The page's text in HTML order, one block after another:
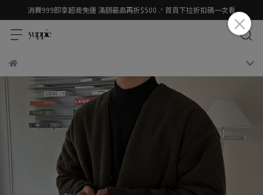
消費999即享超商免運 滿額最高再折$500 .ᐟ 首頁下拉折扣碼一次看